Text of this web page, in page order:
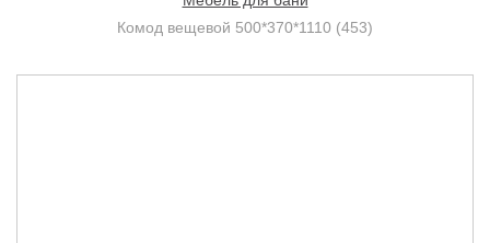
Комод вещевой 500*370*1110 (453)